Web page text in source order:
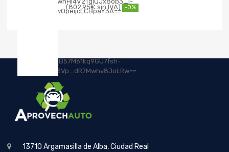
802,95€ -0%
13710 Argamasilla de Alba, Ciudad Real